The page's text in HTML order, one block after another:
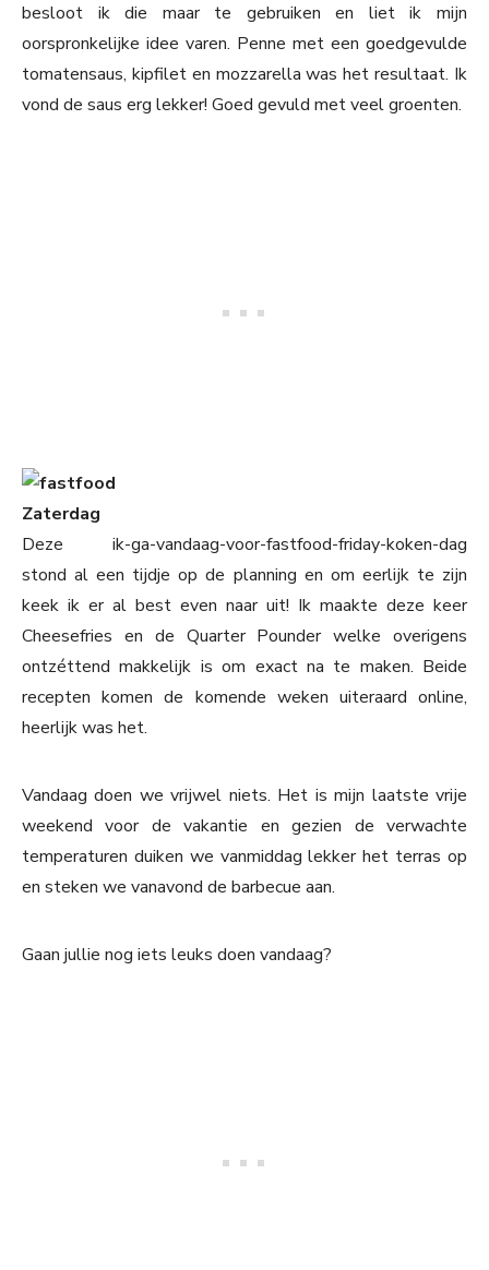
besloot ik die maar te gebruiken en liet ik mijn
oorspronkelijke idee varen. Penne met een goedgevulde
tomatensaus, kipfilet en mozzarella was het resultaat. Ik
vond de saus erg lekker! Goed gevuld met veel groenten.
Zaterdag
Deze ik-ga-vandaag-voor-fastfood-friday-koken-dag
stond al een tijdje op de planning en om eerlijk te zijn
keek ik er al best even naar uit! Ik maakte deze keer
Cheesefries en de Quarter Pounder welke overigens
ontzéttend makkelijk is om exact na te maken. Beide
recepten komen de komende weken uiteraard online,
heerlijk was het.
Vandaag doen we vrijwel niets. Het is mijn laatste vrije
weekend voor de vakantie en gezien de verwachte
temperaturen duiken we vanmiddag lekker het terras op
en steken we vanavond de barbecue aan.
Gaan jullie nog iets leuks doen vandaag?